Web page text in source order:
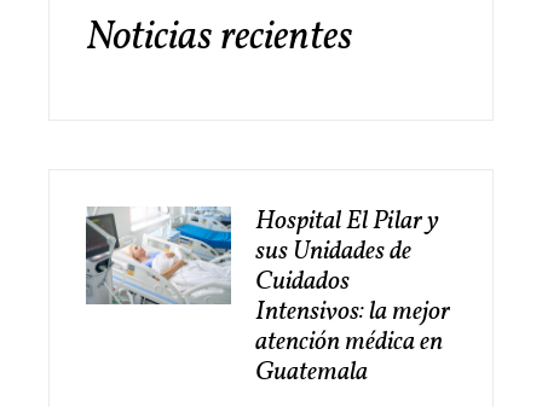
Noticias recientes
Hospital El Pilar y
sus Unidades de
Cuidados
Intensivos: la mejor
atención médica en
Guatemala